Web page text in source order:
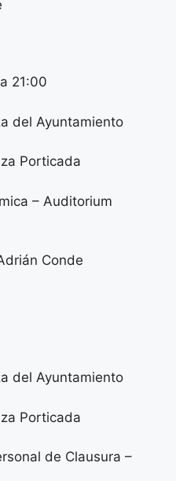
21:00
del Ayuntamiento
Porticada
– Auditorium
Conde
del Ayuntamiento
Porticada
de Clausura –